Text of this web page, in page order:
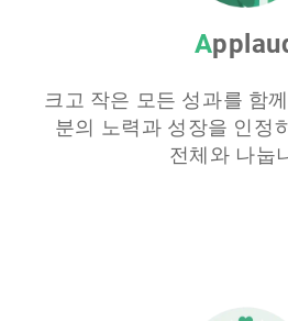
크고 작은 모든 성과를 함
분의 노력과 성장을 인정
전체와 나눕